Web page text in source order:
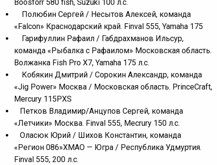
Boosforr 580 fish, Suzuki 100 л.с.
Полюбин Сергей / Несытов Алексей, команда
«Falcon» Краснодарский край. Finval 555, Yamaha 175
Гарифуллин Рафаил / Габдрахманов Ильсур,
команда «Рыбалка с Рафаилом» Московская область.
Волжанка Fish Pro Х7, Yamaha 175 л.с.
Кобякин Дмитрий / Сорокин Александр, команда
«Jig Power» Москва / Московская область. PrinceCraft,
Mercury 115PXS
Петков Владимир/Анцупов Сергей, команда
«Летчики» Москва. Finval 555, Mecrury 150 л.с.
Оласюк Юрий / Шихов Константин, команда
«Регион 086»ХМАО — Югра / Республика Удмуртия.
Finval 555, 200 л.с.